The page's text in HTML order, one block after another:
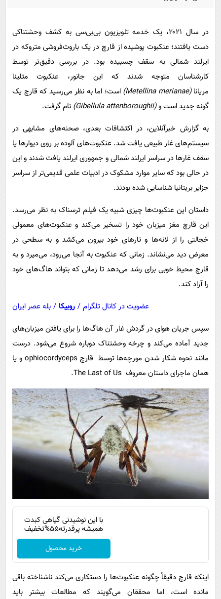
حوادث
محیط زیست
سلامت
بین الملل
حیات وحش
سیاست خارجی
در سال ۲۰۲۱، یک خدمه تلویزیون بی‌بی‌سی به کشف وحشتناکی
دست یافتند؛ عنکبوت پوشیده از قارچ در یک باروت‌فروشی متروکه در
ایرلند شمالی به سقف چسبیده بود. در بررسی دقیق‌تر توسط
کارشناسان متوجه شدند که این جانور، عنکبوت متلینا
مریانا(Metellina merianae)
است؛ اما به نظر می‌رسید که قارچ یک
گونه جدید است و(Gibellula attenboroughii)
نام گرفت.
به گزارش خبرآنلاین، در اکتشافات بعدی، صحنه‌های مشابهی در
سیستم‌های غار طبیعی یافت شد. عنکبوت‌های آلوده بر روی دیوارها یا
سقف غارها در سراسر ایرلند شمالی و جمهوری ایرلند یافت شدند و این
در حالی بود که سایر موارد مشکوک در ادبیات علمی قدیمی‌تر از سراسر
جزایر بریتانیا شناسایی شده بودند.
داستان این عنکبوت‌ها چیزی شبیه یک فیلم ترسناک به نظر می‌رسد.
این قارچ مغز میزبان خود را تسخیر می‌کند و عنکبوت‌های معمولی
خجالتی را از لانه‌ها و تارهای خود بیرون می‌کشد و به سطحی در
معرض دید می‌نشاند. زمانی که عنکبوت به آنجا می‌رود، می‌میرد و به
قارچ محیط خوبی برای رشد می‌دهد تا زمانی که بتواند هاگ‌های خود
را آزاد کند.
عضویت در کانال تلگرام / روبیکا / بله عصر ایران
سپس جریان هوای در گردش غار آن هاگ‌ها را برای یافتن میزبان‌های
جدید آماده می‌کند و چرخه وحشتناک دوباره شروع می‌شود. درست
مانند نحوه شکار شدن مورچه‌ها توسط قارچ ophiocordyceps و یا
همان ماجرای داستان معروف The Last of Us.
با این نوشیدنی گیاهی کبدت
همیشه پرقدرته55%تخفیف
خرید محصول
اینکه قارچ دقیقاً چگونه عنکبوت‌ها را دستکاری می‌کند ناشناخته باقی
مانده است، اما محققان می‌گویند که مطالعات بیشتر باید